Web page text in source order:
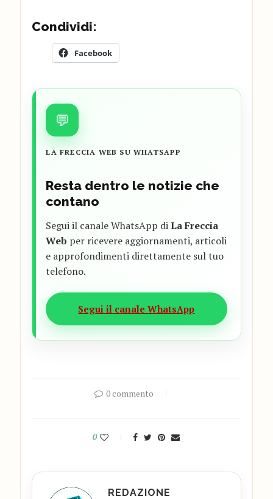
Condividi:
Facebook
💬
LA FRECCIA WEB SU WHATSAPP
Resta dentro le notizie che
contano
Segui il canale WhatsApp diLa Freccia
Web per ricevere aggiornamenti, articoli
e approfondimenti direttamente sul tuo
telefono.
Segui il canale WhatsApp
0 commento
0
REDAZIONE